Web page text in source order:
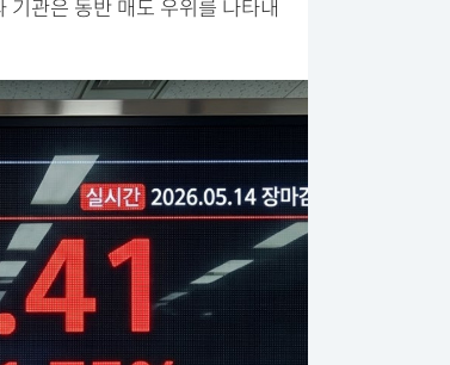
기관은 동반 매도 우위를 나타내